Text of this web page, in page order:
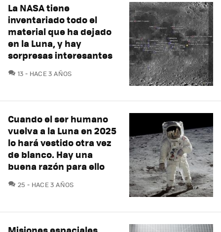
La NASA tiene
inventariado todo el
material que ha dejado
en la Luna, y hay
sorpresas interesantes
13 COMENTARIOS
HACE 3 AÑOS
Cuando el ser humano
vuelva a la Luna en 2025
lo hará vestido otra vez
de blanco. Hay una
buena razón para ello
25 COMENTARIOS
HACE 3 AÑOS